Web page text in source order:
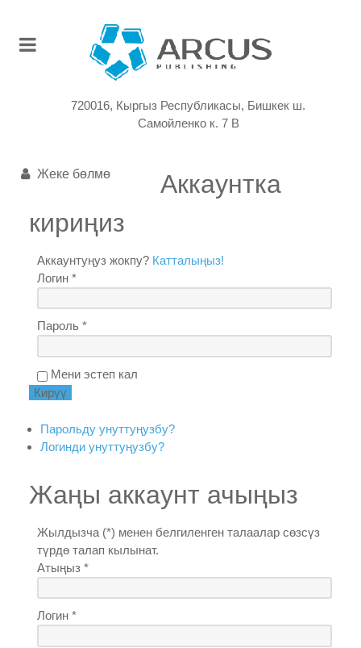
720016, Кыргыз Республикасы, Бишкек ш.
Самойленко к. 7 В
Жеке бөлмө
Аккаунтка
кириңиз
Аккаунтуңуз жокпу? Катталыңыз!
Логин *
Пароль *
Мени эстеп кал
Парольду унуттуңузбу?
Логинди унуттуңузбу?
Жаңы аккаунт ачыңыз
Жылдызча (*) менен белгиленген талаалар сөзсүз
түрдө талап кылынат.
Атыңыз *
Логин *